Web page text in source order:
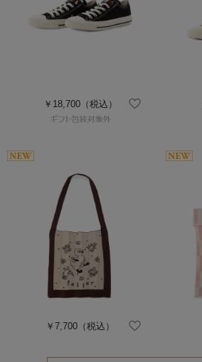
￥18,700（税込）
￥7,700 （税込）